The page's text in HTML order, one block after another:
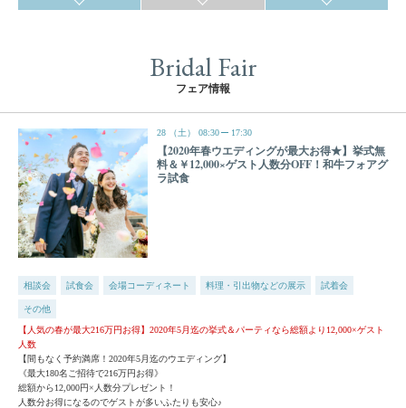
Bridal Fair
フェア情報
28 （土） 08:30 17:30
【2020年春ウエディングが最大お得★】挙式無
料＆￥12,000×ゲスト人数分OFF！和牛フォアグ
ラ試食
相談会 試食会 会場コーディネート 料理・引出物などの展示 試着会
その他
【人気の春が最大216万円お得】2020年5月迄の挙式＆パーティなら総額より12,000×ゲスト
人数
【間もなく予約満席！2020年5月迄のウエディング】
《最大180名ご招待で216万円お得》
総額から12,000円×人数分プレゼント！
人数分お得になるのでゲストが多いふたりも安心♪